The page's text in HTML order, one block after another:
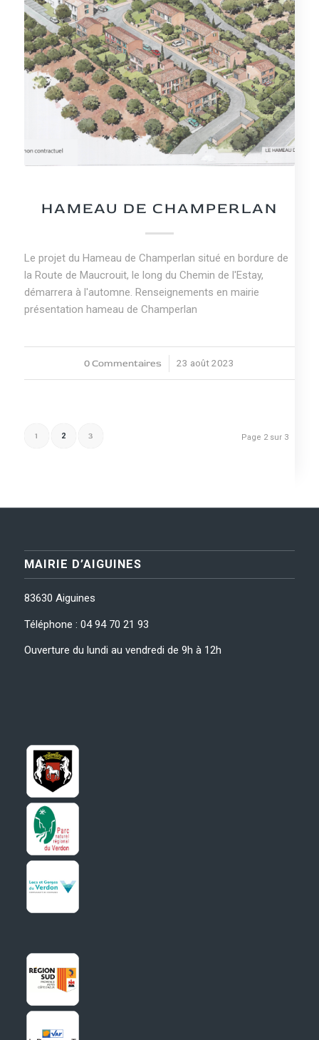
HAMEAU DE CHAMPERLAN
Le projet du Hameau de Champerlan situé en bordure de
la Route de Maucrouit, le long du Chemin de l'Estay,
démarrera à l'automne. Renseignements en mairie
présentation hameau de Champerlan
0 Commentaires
/ 23 août 2023
Page 2 sur 3
1 2 3
MAIRIE D’AIGUINES
83630 Aiguines
Téléphone : 04 94 70 21 93
Ouverture du lundi au vendredi de 9h à 12h